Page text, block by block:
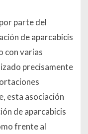
por parte del
de aparcabicis
con varias
precisamente
esta asociación
de aparcabicis
frente al